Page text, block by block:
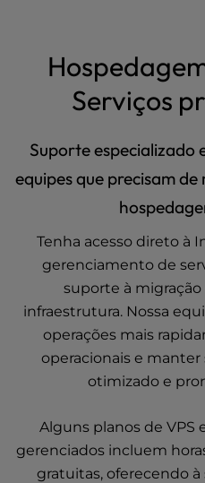
Serviços
Suporte
equipes que precisam
Tenha acesso direto à
gerenciamento de
suporte à
infraestrutura. Nossa
operações mais
operacionais e
otimizado e
Alguns planos de VPS
gerenciados incluem
gratuitas, oferecendo